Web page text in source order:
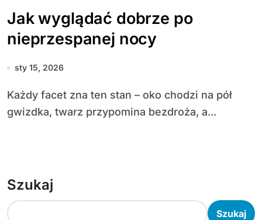
Jak wyglądać dobrze po
nieprzespanej nocy
sty 15, 2026
Każdy facet zna ten stan – oko chodzi na pół
gwizdka, twarz przypomina bezdroża, a...
Szukaj
Szukaj